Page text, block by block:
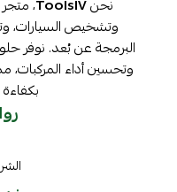
نحنToolsIV،
وتشخيص السيارات،
البرمجة عن بُعد. نوفر
وتحسين أداء